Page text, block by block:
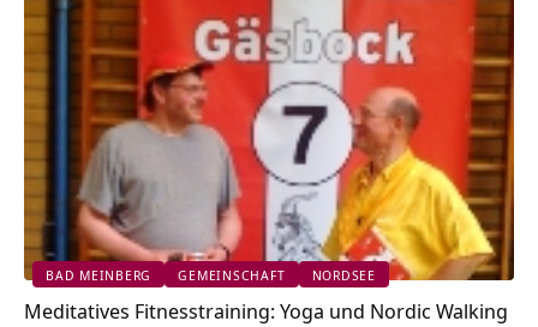
BAD MEINBERG GEMEINSCHAFT NORDSEE
Meditatives Fitnesstraining: Yoga und Nordic Walking